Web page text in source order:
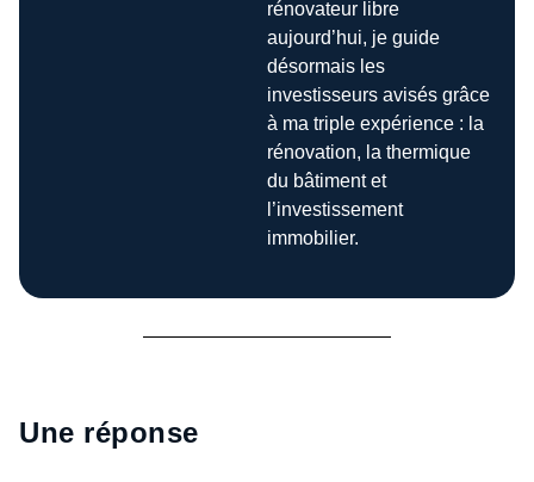
rénovateur libre
aujourd’hui, je guide
désormais les
investisseurs avisés grâce
à ma triple expérience : la
rénovation, la thermique
du bâtiment et
l’investissement
immobilier.
Une réponse